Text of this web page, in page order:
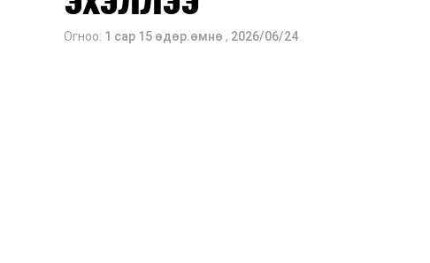
Огноо: 1 сар 15 өдөр.өмнө , 2026/06/24